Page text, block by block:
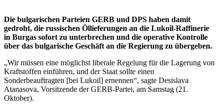
Die bulgarischen Parteien GERB und DPS haben damit
gedroht, die russischen Öllieferungen an die Lukoil-Raffinerie
in Burgas sofort zu unterbrechen und die operative Kontrolle
über das bulgarische Geschäft an die Regierung zu übergeben.
„Wir müssen eine möglichst liberale Regelung für die Lagerung von
Kraftstoffen einführen, und der Staat sollte einen
Sonderbeauftragten [bei Lukoil] ernennen“, sagte Desislava
Atanasova, Vorsitzende der GERB-Partei, am Samstag (21.
Oktober).